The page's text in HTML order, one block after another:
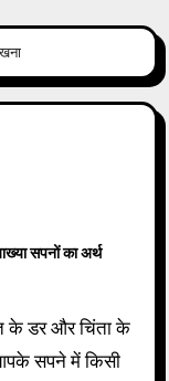
सपनों का अर्थ
सपने में किसी